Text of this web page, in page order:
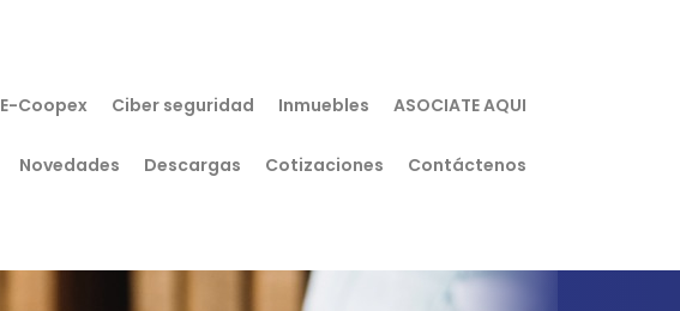
E-Coopex Ciber seguridad Inmuebles ASOCIATE AQUI
Novedades Descargas Cotizaciones Contáctenos